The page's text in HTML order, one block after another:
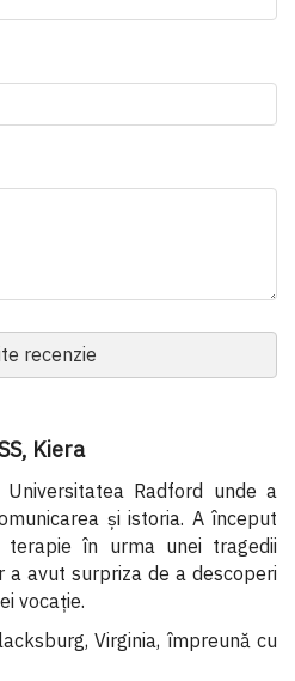
recenzie
Kiera
Radford unde a
şi istoria. A început
în urma unei tragedii
avut surpriza de a descoperi
vocaţie.
Virginia, împreună cu